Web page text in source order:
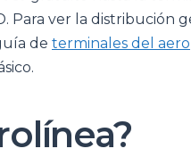
Para ver la distribución
de terminales del